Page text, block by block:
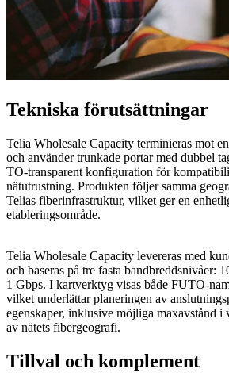
Tekniska förutsättningar
Telia Wholesale Capacity terminieras mot
och använder trunkade portar med dubbel
TO‑transparent konfiguration för
nätutrustning. Produkten följer samma
Telias fiberinfrastruktur, vilket ger en
etableringsområde.
Telia Wholesale Capacity levereras med
och baseras på tre fasta bandbreddsnivåer:
1 Gbps. I kartverktyg visas både
vilket underlättar planeringen av
egenskaper, inklusive möjliga maxavstånd i
av nätets fibergeografi.
Tillval och komplement